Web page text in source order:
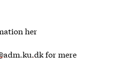
her
for mere